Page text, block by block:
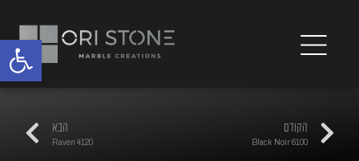
הקודם
6100 Black Noir
הבא
4120 Raven